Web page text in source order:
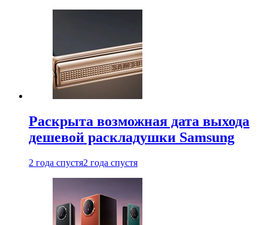
Раскрыта возможная дата выхода
дешевой раскладушки Samsung
2 года спустя2 года спустя